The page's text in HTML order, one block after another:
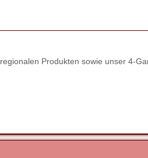
Produkten sowie unser 4-